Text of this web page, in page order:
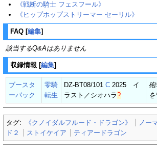
《戦断の騎士 フェスフール》
《ヒップホップストリーマー セーリル》
FAQ [編集]
該当するQ&Aはありません
収録情報 [編集]
ブースタ
ーパック
零騎
転生
DZ-BT08/101 C 2025 イ
ラスト／ シオハラ?
砲
タグ: 《クノイダルフルード・ドラゴン》 ノー
ド２
ストイケイア ティアードラゴン